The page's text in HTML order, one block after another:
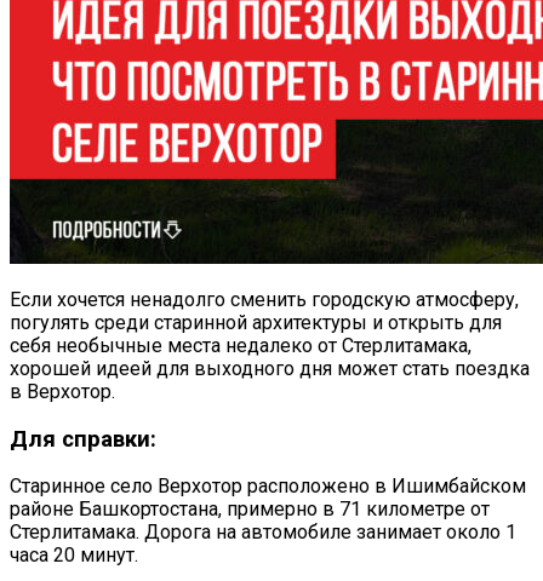
Если хочется ненадолго сменить городскую атмосферу,
погулять среди старинной архитектуры и открыть для
себя необычные места недалеко от Стерлитамака,
хорошей идеей для выходного дня может стать поездка
в Верхотор.
Для справки:
Старинное село Верхотор расположено в Ишимбайском
районе Башкортостана, примерно в 71 километре от
Стерлитамака. Дорога на автомобиле занимает около 1
часа 20 минут.